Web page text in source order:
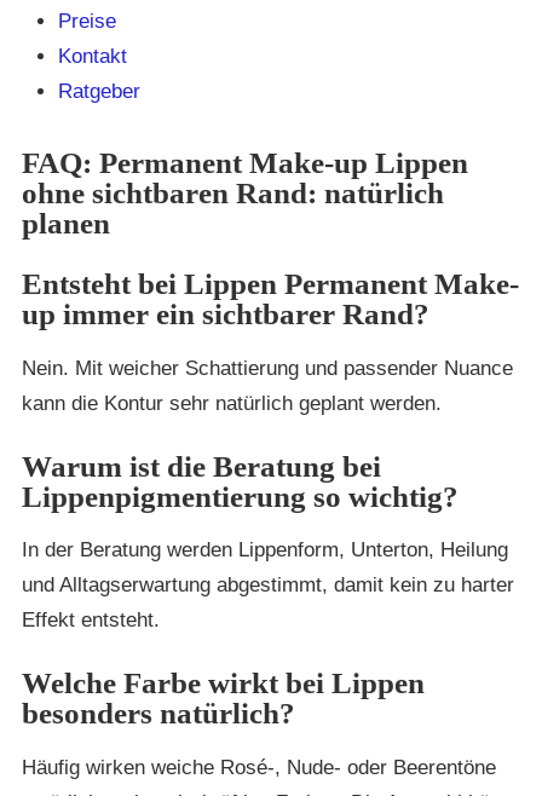
Preise
Kontakt
Ratgeber
FAQ: Permanent Make-up Lippen
ohne sichtbaren Rand: natürlich
planen
Entsteht bei Lippen Permanent Make-
up immer ein sichtbarer Rand?
Nein. Mit weicher Schattierung und passender Nuance
kann die Kontur sehr natürlich geplant werden.
Warum ist die Beratung bei
Lippenpigmentierung so wichtig?
In der Beratung werden Lippenform, Unterton, Heilung
und Alltagserwartung abgestimmt, damit kein zu harter
Effekt entsteht.
Welche Farbe wirkt bei Lippen
besonders natürlich?
Häufig wirken weiche Rosé-, Nude- oder Beerentöne